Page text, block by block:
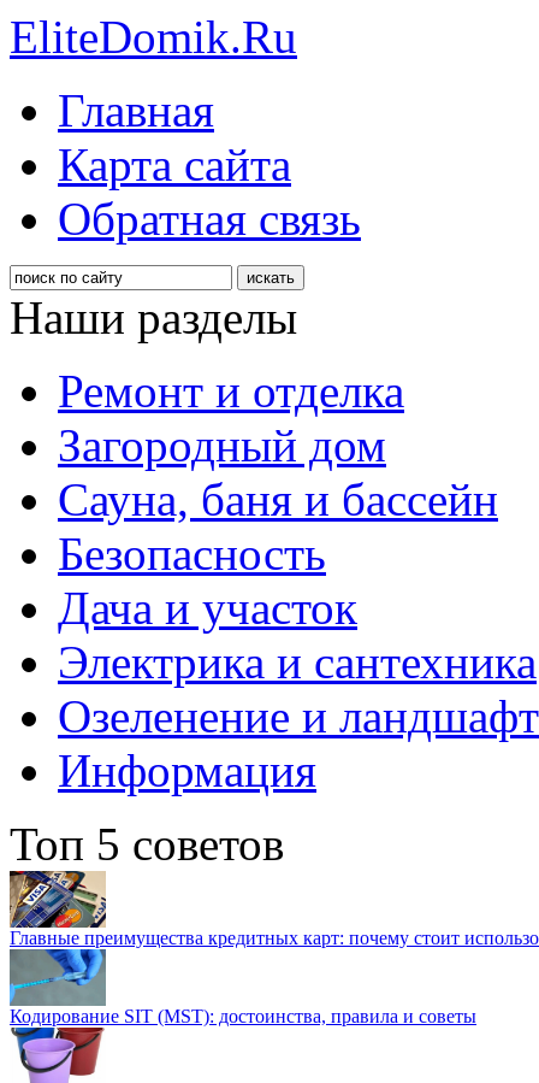
EliteDomik.Ru
Главная
Карта сайта
Обратная связь
Наши разделы
Ремонт и отделка
Загородный дом
Сауна, баня и бассейн
Безопасность
Дача и участок
Электрика и сантехника
Озеленение и
Информация
Топ 5 советов
Главные преимущества кредитных карт: почему стоит
Кодирование SIT (MST): достоинства, правила и советы